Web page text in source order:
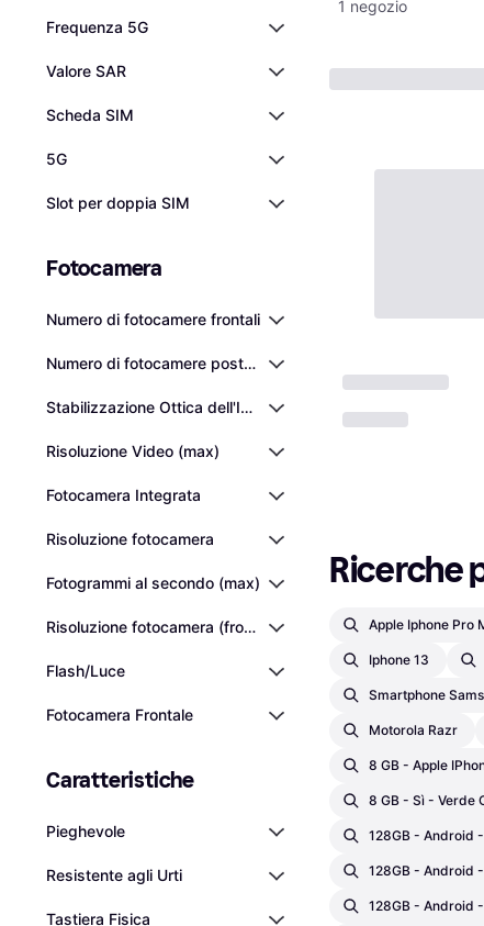
Frequenza 5G
Valore SAR
Scheda SIM
5G
Slot per doppia SIM
Fotocamera
Numero di fotocamere frontali
Numero di fotocamere posteriori
Stabilizzazione Ottica dell'Immagine (OIS)
Risoluzione Video (max)
Fotocamera Integrata
Risoluzione fotocamera
Fotogrammi al secondo (max)
Risoluzione fotocamera (frontale)
Flash/Luce
Fotocamera Frontale
Caratteristiche
Pieghevole
Resistente agli Urti
Tastiera Fisica
1 negozio
Ricerche
Apple Iphone Pro
Iphone 13
Smartphone
Motorola Razr
8 GB - Apple
8 GB - Sì - Verde
128GB - Android
128GB - Android
128GB - Android